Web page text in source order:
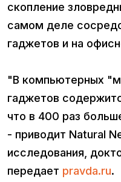
скопление
самом деле
гаджетов и на
"В компьютерных
гаджетов
что в 400 раз
- приводит Natural
исследования,
передает pravda.ru.